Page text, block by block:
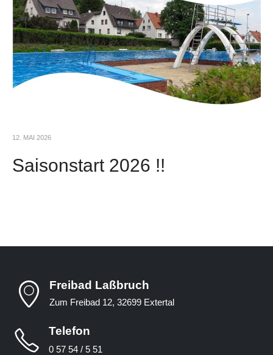
12. MAI 2026
Saisonstart 2026 !!
Freibad Laßbruch
Zum Freibad 12, 32699 Extertal
Telefon
0 57 54 / 5 51